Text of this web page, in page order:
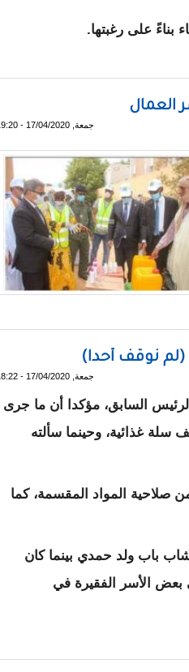
بناءً على رغبتها.
الشيخ" و سنعمل على
العمال
جمعة, 17/04/2020 - 19:20
أسر العمال
جمعة, 17/04/2020 - 18:22
السابق، مؤكدا أن ما جرى
بعض المدونين نشر عن إشراف الشاب باب ولد حمدي على توزيع 15 ألف سلة غذائية، وحينما سألته
صلاحية المواد المقسمة، كما
باب ولد حمدي بينما كان
الأسر الفقيرة في